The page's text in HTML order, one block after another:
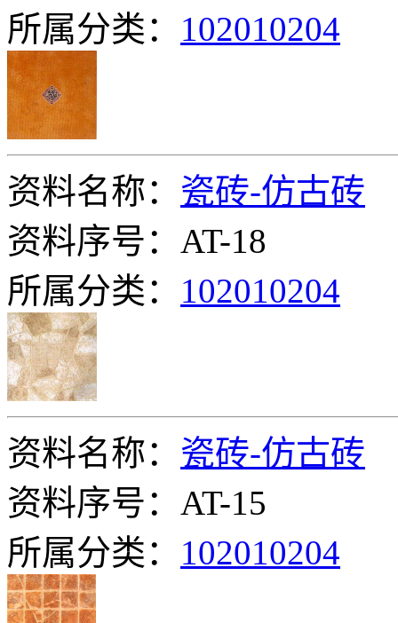
所属分类： 102010204
资料名称： 瓷砖-仿古砖
资料序号：AT-18
所属分类： 102010204
资料名称： 瓷砖-仿古砖
资料序号：AT-15
所属分类： 102010204